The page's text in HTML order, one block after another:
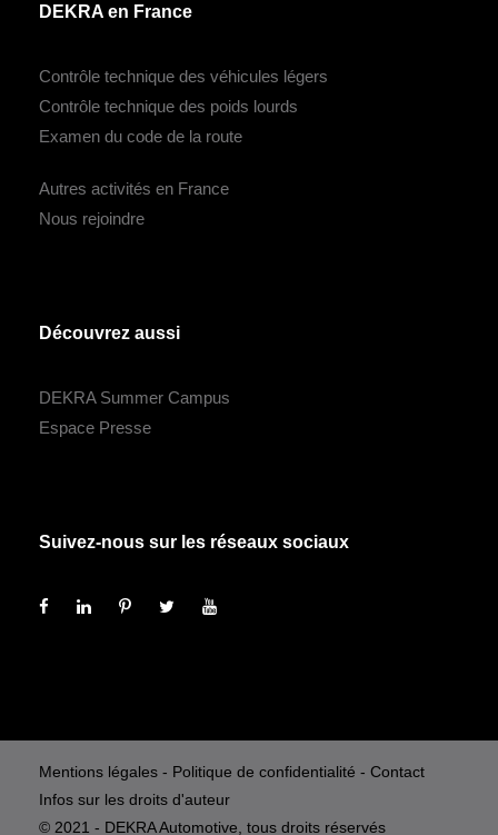
DEKRA en France
Contrôle technique des véhicules légers
Contrôle technique des poids lourds
Examen du code de la route
Autres activités en France
Nous rejoindre
Découvrez aussi
DEKRA Summer Campus
Espace Presse
Suivez-nous sur les réseaux sociaux
Mentions légales - Politique de confidentialité - Contact
Infos sur les droits d'auteur
© 2021 - DEKRA Automotive, tous droits réservés